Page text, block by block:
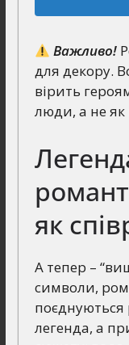
Важливо!
для декору.
вірить
люди, а не як
як
А тепер –
символи,
поєднуються
легенда, а